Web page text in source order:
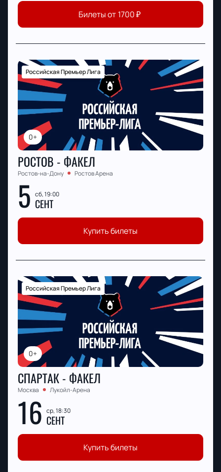
Билеты от 1700₽
0+
Российская Премьер Лига
РОСТОВ - ФАКЕЛ
Ростов-на-Дону Ростов Арена
5 сб, 19:00
СЕНТ
Купить билеты
0+
Российская Премьер Лига
СПАРТАК - ФАКЕЛ
Москва Лукойл-Арена
16 ср, 18:30
СЕНТ
Купить билеты